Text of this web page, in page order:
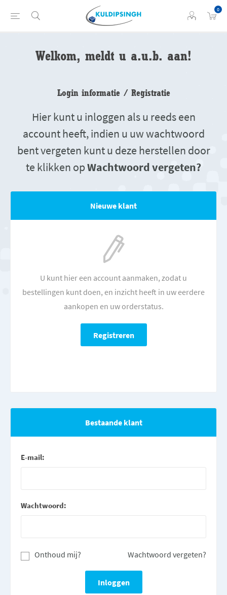
0
Welkom, meldt u a.u.b. aan!
Login informatie / Registratie
Hier kunt u inloggen als u reeds een
account heeft, indien u uw wachtwoord
bent vergeten kunt u deze herstellen door
te klikken opWachtwoord vergeten?
Nieuwe klant
U kunt hier een account aanmaken, zodat u
bestellingen kunt doen, en inzicht heeft in uw eerdere
aankopen en uw orderstatus.
Bestaande klant
E-mail:
Wachtwoord:
Wachtwoord vergeten?
Onthoud mij?